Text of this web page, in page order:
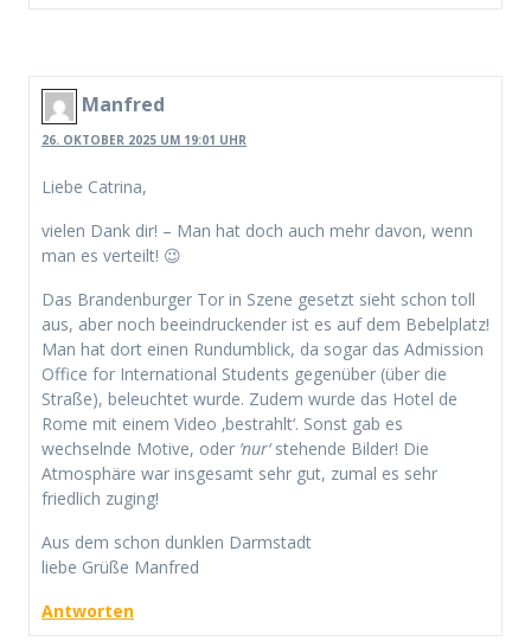
Manfred
26. OKTOBER 2025 UM 19:01 UHR
Liebe Catrina,
vielen Dank dir! – Man hat doch auch mehr davon, wenn
man es verteilt! 😉
Das Brandenburger Tor in Szene gesetzt sieht schon toll
aus, aber noch beeindruckender ist es auf dem Bebelplatz!
Man hat dort einen Rundumblick, da sogar das Admission
Office for International Students gegenüber (über die
Straße), beleuchtet wurde. Zudem wurde das Hotel de
Rome mit einem Video ‚bestrahlt‘. Sonst gab es
wechselnde Motive, oder ’nur‘stehende Bilder! Die
Atmosphäre war insgesamt sehr gut, zumal es sehr
friedlich zuging!
Aus dem schon dunklen Darmstadt
liebe Grüße Manfred
Antworten